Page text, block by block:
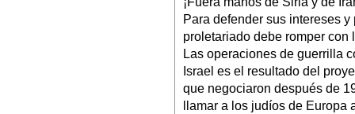
Para defender sus intereses
proletariado debe romper
Las operaciones de guerrilla
Israel es el resultado del
que negociaron después de
llamar a los judíos de Europa